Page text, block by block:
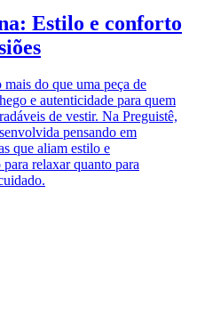
Estilo e conforto
do que uma peça de
e autenticidade para quem
de vestir. Na Preguistê,
pensando em
que aliam estilo e
relaxar quanto para